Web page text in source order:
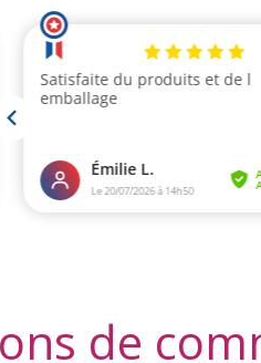
de